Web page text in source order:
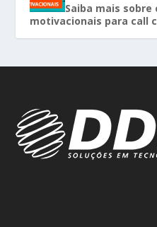
Saiba mais sobre
motivacionais para call